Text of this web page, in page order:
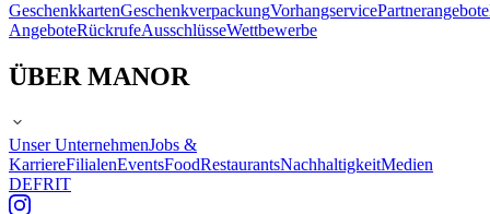
GeschenkkartenGeschenkverpackungVorhangservicePartnerangebote
AngeboteRückrufeAusschlüsseWettbewerbe
ÜBER MANOR
Unser UnternehmenJobs &
KarriereFilialenEventsFoodRestaurantsNachhaltigkeitMedien
DEFRIT